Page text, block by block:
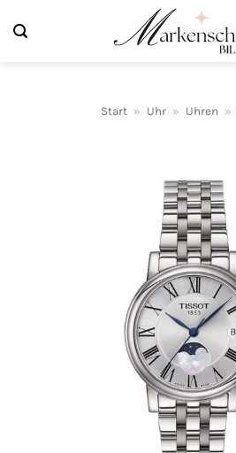
Inhalt
Start » Uhr » Uhren »